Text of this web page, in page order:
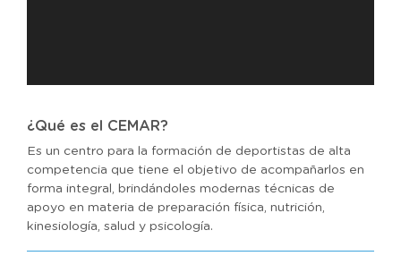
¿Qué es el CEMAR?
Es un centro para la formación de deportistas de alta
competencia que tiene el objetivo de acompañarlos en
forma integral, brindándoles modernas técnicas de
apoyo en materia de preparación física, nutrición,
kinesiología, salud y psicología.